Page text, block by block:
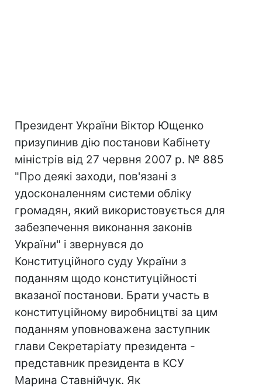
Президент України Віктор Ющенко
призупинив дію постанови Кабінету
міністрів від 27 червня 2007 р. № 885
"Про деякі заходи, пов'язані з
удосконаленням системи обліку
громадян, який використовується для
забезпечення виконання законів
України" і звернувся до
Конституційного суду України з
поданням щодо конституційності
вказаної постанови. Брати участь в
конституційному виробництві за цим
поданням уповноважена заступник
глави Секретаріату президента -
представник президента в КСУ
Марина Ставнійчук. Як